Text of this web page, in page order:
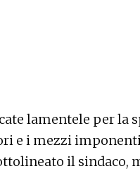
lamentele per la
e i mezzi
il sindaco,